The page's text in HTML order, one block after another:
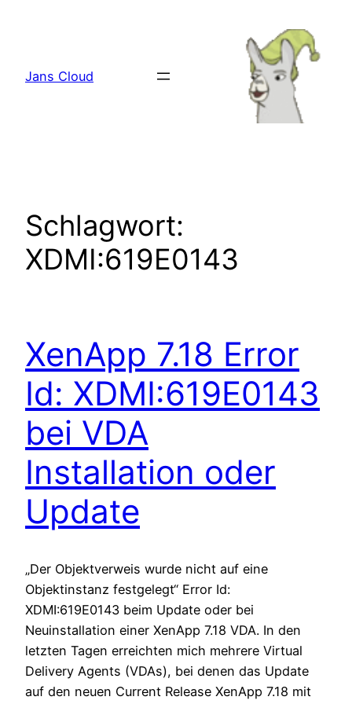
Jans Cloud
Schlagwort:
XDMI:619E0143
XenApp 7.18 Error
Id: XDMI:619E0143
bei VDA
Installation oder
Update
„Der Objektverweis wurde nicht auf eine
Objektinstanz festgelegt“ Error Id:
XDMI:619E0143 beim Update oder bei
Neuinstallation einer XenApp 7.18 VDA. In den
letzten Tagen erreichten mich mehrere Virtual
Delivery Agents (VDAs), bei denen das Update
auf den neuen Current Release XenApp 7.18 mit